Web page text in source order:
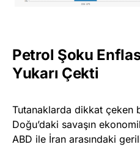
Petrol Şoku
Yukarı Çekti
Tutanaklarda dikkat çeken
Doğu’daki savaşın
ABD ile İran arasındaki